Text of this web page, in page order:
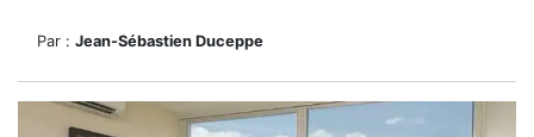
Par : Jean-Sébastien Duceppe